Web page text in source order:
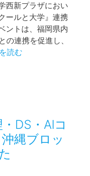
西新プラザにおい
ールと大学』連携
ントは、福岡県内
の連携を促進し、
読む
DS・AIコ
縄ブロッ